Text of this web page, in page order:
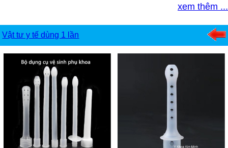
xem thêm ...
Vật tư y tế dùng 1 lần